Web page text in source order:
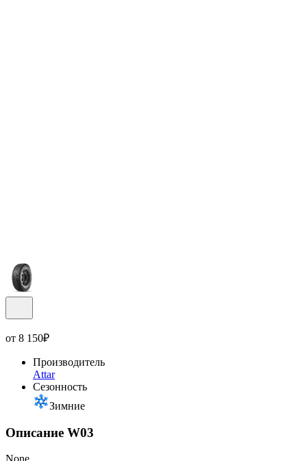
от 8 150₽
Производитель
Attar
Сезонность
Зимние
Описание W03